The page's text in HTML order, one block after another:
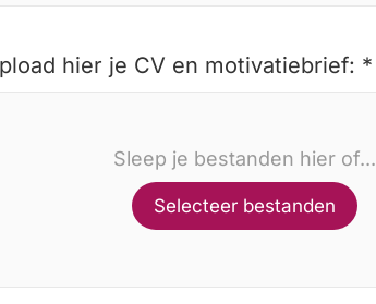
hier je CV en motivatiebrief: *
Sleep je bestanden hier of...
Selecteer bestanden